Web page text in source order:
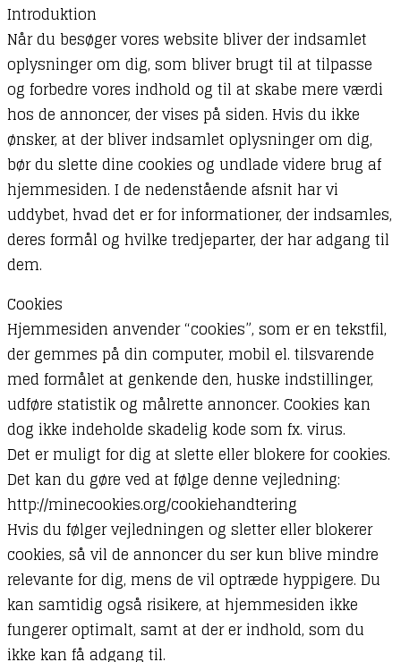
Introduktion
Når du besøger vores website bliver der indsamlet
oplysninger om dig, som bliver brugt til at tilpasse
og forbedre vores indhold og til at skabe mere værdi
hos de annoncer, der vises på siden. Hvis du ikke
ønsker, at der bliver indsamlet oplysninger om dig,
bør du slette dine cookies og undlade videre brug af
hjemmesiden. I de nedenstående afsnit har vi
uddybet, hvad det er for informationer, der indsamles,
deres formål og hvilke tredjeparter, der har adgang til
dem.
Cookies
Hjemmesiden anvender “cookies”, som er en tekstfil,
der gemmes på din computer, mobil el. tilsvarende
med formålet at genkende den, huske indstillinger,
udføre statistik og målrette annoncer. Cookies kan
dog ikke indeholde skadelig kode som fx. virus.
Det er muligt for dig at slette eller blokere for cookies.
Det kan du gøre ved at følge denne vejledning:
http://minecookies.org/cookiehandtering
Hvis du følger vejledningen og sletter eller blokerer
cookies, så vil de annoncer du ser kun blive mindre
relevante for dig, mens de vil optræde hyppigere. Du
kan samtidig også risikere, at hjemmesiden ikke
fungerer optimalt, samt at der er indhold, som du
ikke kan få adgang til.